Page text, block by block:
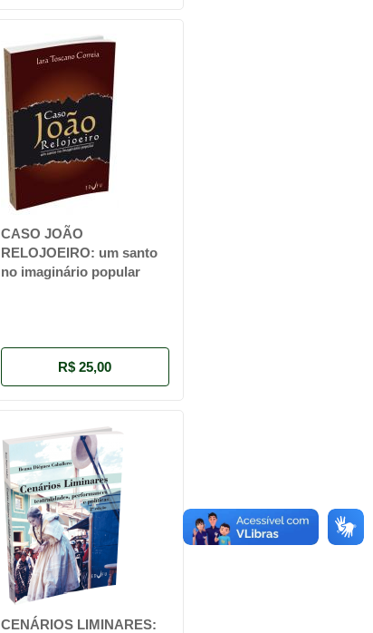
CASO JOÃO
RELOJOEIRO: um santo
no imaginário popular
R$ 25,00
CENÁRIOS LIMINARES: